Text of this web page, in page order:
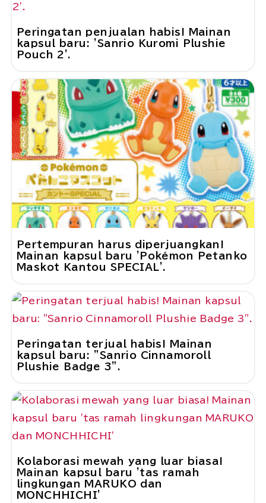
Peringatan penjualan habis! Mainan
kapsul baru: 'Sanrio Kuromi Plushie
Pouch 2'.
Pertempuran harus diperjuangkan!
Mainan kapsul baru 'Pokémon Petanko
Maskot Kantou SPECIAL'.
Peringatan terjual habis! Mainan
kapsul baru: "Sanrio Cinnamoroll
Plushie Badge 3".
Kolaborasi mewah yang luar biasa!
Mainan kapsul baru 'tas ramah
lingkungan MARUKO dan
MONCHHICHI'